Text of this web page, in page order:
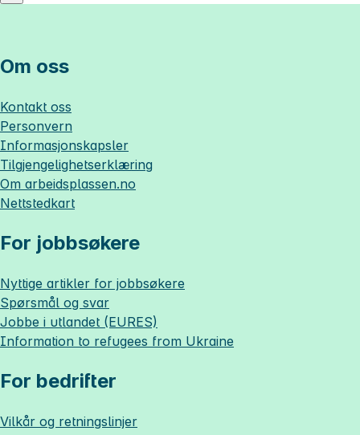
Om oss
Kontakt oss
Personvern
Informasjonskapsler
Tilgjengelighetserklæring
Om arbeidsplassen.no
Nettstedkart
For jobbsøkere
Nyttige artikler for jobbsøkere
Spørsmål og svar
Jobbe i utlandet (EURES)
Information to refugees from Ukraine
For bedrifter
Vilkår og retningslinjer